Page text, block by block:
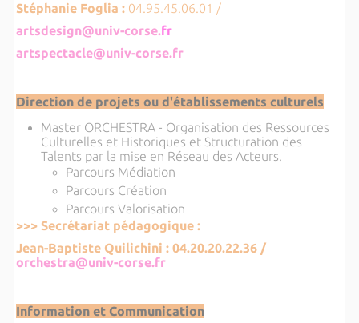
Stéphanie Foglia : 04.95.45.06.01 /
artsdesign@univ-corse.fr
artspectacle@univ-corse.fr
Direction de projets ou d'établissements culturels
Master ORCHESTRA - Organisation des Ressources
Culturelles et Historiques et Structuration des
Talents par la mise en Réseau des Acteurs.
Parcours Médiation
Parcours Création
Parcours Valorisation
>>> Secrétariat pédagogique :
Jean-Baptiste Quilichini : 04.20.20.22.36 /
orchestra@univ-corse.fr
Information et Communication